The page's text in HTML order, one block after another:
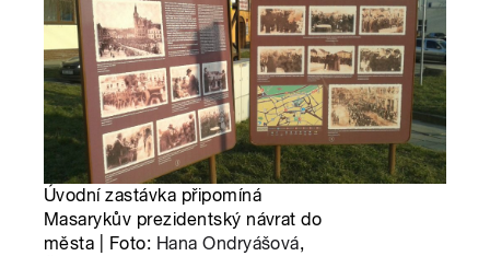
Úvodní zastávka připomíná
Masarykův prezidentský návrat do
města | Foto: Hana Ondryášová,